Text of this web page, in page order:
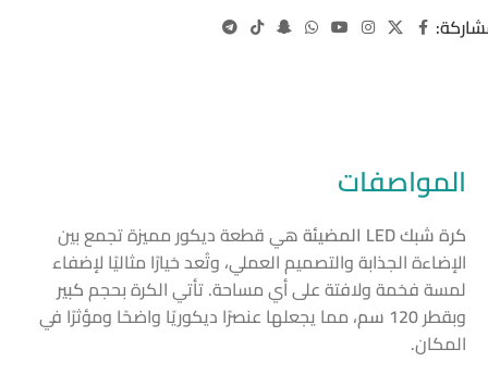
المواصفات
كرة شبك LED المضيئة
هي قطعة ديكور مميزة تجمع بين
الإضاءة الجذابة والتصميم العملي، وتُعد خيارًا مثاليًا لإضفاء
لمسة فخمة ولافتة على أي مساحة. تأتي الكرة بحجمكبير
وبقطر120 سم
، مما يجعلها عنصرًا ديكوريًا واضحًا ومؤثرًا في
المكان.